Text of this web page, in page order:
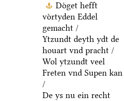
Doͤget hefft
voͤrtyden Eddel
gemacht /
Ytzundt deyth ydt de
houart vnd pracht /
Wol ytzundt veel
Freten vnd Supen kan
/
De ys nu ein recht